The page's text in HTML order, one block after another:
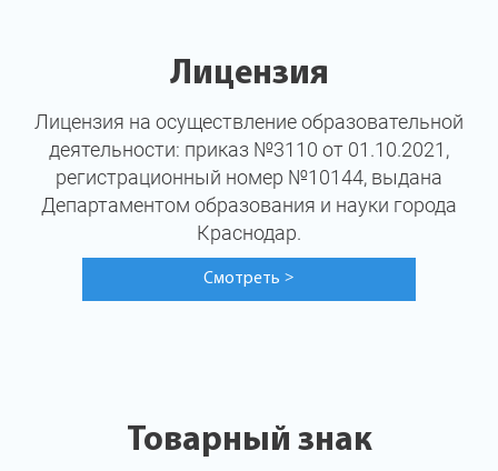
Лицензия
Лицензия на осуществление образовательной
деятельности: приказ №3110 от 01.10.2021,
регистрационный номер №10144, выдана
Департаментом образования и науки города
Краснодар.
Смотреть >
Товарный знак